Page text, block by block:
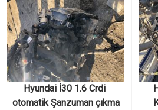
Hyundai İ30 1.6 Crdi
otomatik Şanzuman çıkma